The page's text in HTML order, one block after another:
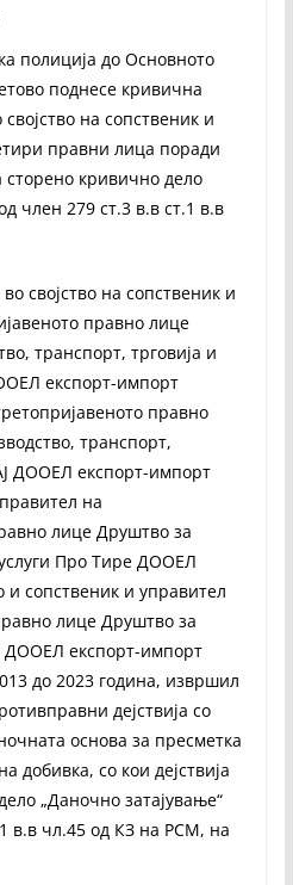
полиција до Основното
поднесе кривична
на сопственик и
правни лица поради
кривично дело
член 279 ст.3 в.в ст.1 в.в
својство на сопственик и
правно лице
транспорт, трговија и
експорт-импорт
правно
транспорт,
ДООЕЛ експорт-импорт
на
лице Друштво за
Про Тире ДООЕЛ
и сопственик и управител
лице Друштво за
ДООЕЛ експорт-импорт
до 2023 година, извршил
дејствија со
основа за пресметка
добивка, со кои дејствија
„Даночно затајување“
в.в чл.45 од КЗ на РСМ, на